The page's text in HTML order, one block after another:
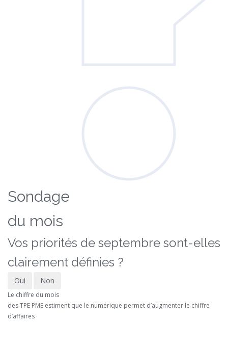
Sondage
du mois
Vos priorités de septembre sont-elles
clairement définies ?
Oui Non
Le chiffre du mois
des TPE PME estiment que le numérique permet d’augmenter le chiffre
d’affaires